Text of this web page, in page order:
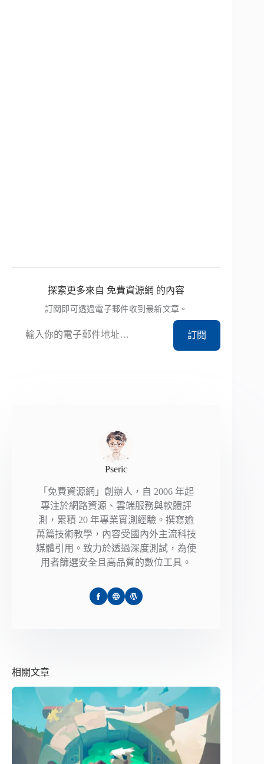
探索更多來自 免費資源網 的內容
訂閱即可透過電子郵件收到最新文章。
訂閱
Pseric
「免費資源網」創辦人，自 2006 年起
專注於網路資源、雲端服務與軟體評
測，累積 20 年專業實測經驗。撰寫逾
萬篇技術教學，內容受國內外主流科技
媒體引用。致力於透過深度測試，為使
用者篩選安全且高品質的數位工具。
相關文章